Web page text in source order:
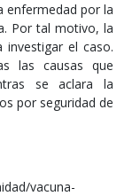
enfermedad por la
Por tal motivo, la
investigar el caso.
las causas que
se aclara la
por seguridad de
vacuna-